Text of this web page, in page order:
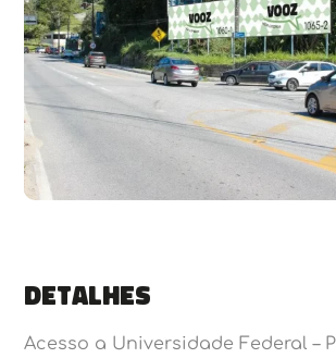
Detalhes
Acesso a Universidade Federal –